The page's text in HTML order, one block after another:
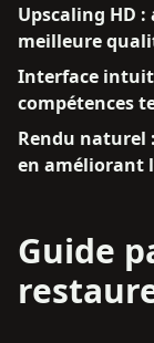
Upscaling HD
meilleure
Interface
compétences
Rendu naturel
en améliorant
Guide